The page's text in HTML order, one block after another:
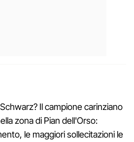
Il campione carinziano
zona di Pian dell'Orso:
le maggiori sollecitazioni le